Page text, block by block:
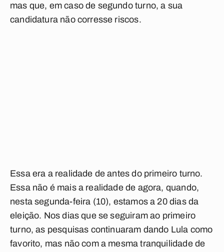
mas que, em caso de segundo turno, a sua
candidatura não corresse riscos.
Essa era a realidade de antes do primeiro turno.
Essa não é mais a realidade de agora, quando,
nesta segunda-feira (10), estamos a 20 dias da
eleição. Nos dias que se seguiram ao primeiro
turno, as pesquisas continuaram dando Lula como
favorito, mas não com a mesma tranquilidade de